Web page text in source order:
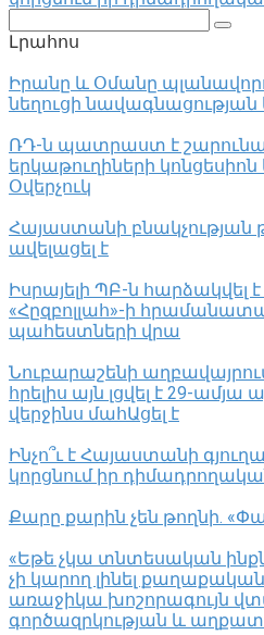
Լրահոս
Իրանը և Օմանը
նեղուցի նավագնացության
ՌԴ-ն պատրաստ է
երկաթուղիների
Օվերչուկ
Հայաստանի բնակչության
ավելացել է
Իսրայելի ՊԲ-ն հարձակվել
«Հըզբոլլահ»-ի
պահեստների վրա
Նուբարաշենի
հրելիս այն լցվել է 29-
վերջինս մահԱցել է
Ինչո՞ւ է Հայաստանի
կորցնում իր
Քարը քարին չեն թողնի.
«Եթե չկա տնտեսական
չի կարող լինել
առաջիկա խոշորագույն
գործազրկության և